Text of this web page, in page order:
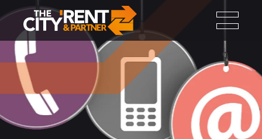
Panneau de gestion des cookies